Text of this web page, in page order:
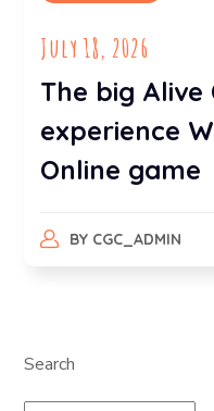
July 18, 2026
The big Alive
experience
Online game
BY CGC_ADMIN
Search